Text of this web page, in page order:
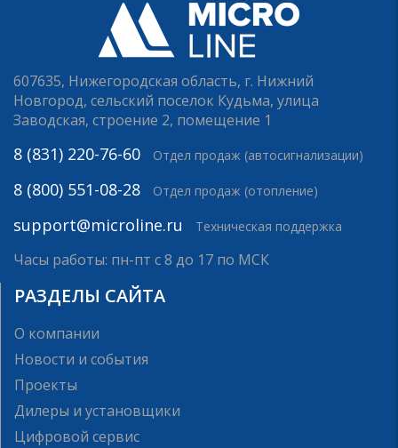
607635, Нижегородская область, г. Нижний
Новгород, сельский поселок Кудьма, улица
Заводская, строение 2, помещение 1
8 (831) 220-76-60 Отдел продаж (автосигнализации)
8 (800) 551-08-28 Отдел продаж (отопление)
support@microline.ru Техническая поддержка
Часы работы: пн-пт с 8 до 17 по МСК
РАЗДЕЛЫ САЙТА
О компании
Новости и события
Проекты
Дилеры и установщики
Цифровой сервис